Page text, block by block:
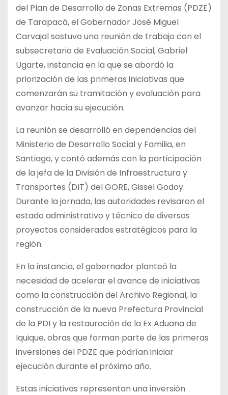
del Plan de Desarrollo de Zonas Extremas (PDZE)
de Tarapacá, el Gobernador José Miguel
Carvajal sostuvo una reunión de trabajo con el
subsecretario de Evaluación Social, Gabriel
Ugarte, instancia en la que se abordó la
priorización de las primeras iniciativas que
comenzarán su tramitación y evaluación para
avanzar hacia su ejecución.
La reunión se desarrolló en dependencias del
Ministerio de Desarrollo Social y Familia, en
Santiago, y contó además con la participación
de la jefa de la División de Infraestructura y
Transportes (DIT) del GORE, Gissel Godoy.
Durante la jornada, las autoridades revisaron el
estado administrativo y técnico de diversos
proyectos considerados estratégicos para la
región.
En la instancia, el gobernador planteó la
necesidad de acelerar el avance de iniciativas
como la construcción del Archivo Regional, la
construcción de la nueva Prefectura Provincial
de la PDI y la restauración de la Ex Aduana de
Iquique, obras que forman parte de las primeras
inversiones del PDZE que podrían iniciar
ejecución durante el próximo año.
Estas iniciativas representan una inversión